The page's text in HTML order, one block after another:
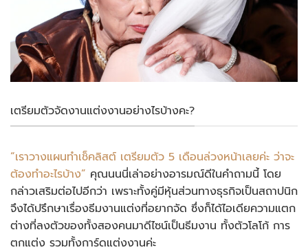
เตรียมตัวจัดงานแต่งงานอย่างไรบ้างคะ?
“เราวางแผนทำเช็คลิสต์ เตรียมตัว 5 เดือนล่วงหน้าเลยค่ะ ว่าจะ
ต้องทำอะไรบ้าง” คุณนนนี่เล่าอย่างอารมณ์ดีในคำถามนี้ โดย
กล่าวเสริมต่อไปอีกว่า เพราะทั้งคู่มีหุ้นส่วนทางธุรกิจเป็นสถาปนิก
จึงได้ปรึกษาเรื่องธีมงานแต่งที่อยากจัด ซึ่งก็ได้ไอเดียความแตก
ต่างที่ลงตัวของทั้งสองคนมาดีไซน์เป็นธีมงาน ทั้งตัวโลโก้ การ
ตกแต่ง รวมทั้งการ์ดแต่งงานค่ะ